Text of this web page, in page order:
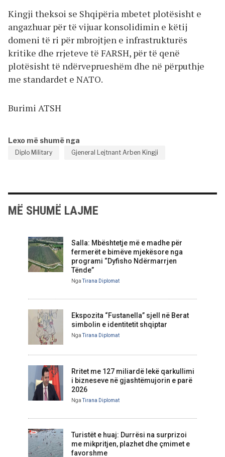
Kingji theksoi se Shqipëria mbetet plotësisht e
angazhuar për të vijuar konsolidimin e këtij
domeni të ri për mbrojtjen e infrastrukturës
kritike dhe rrjeteve të FARSH, për të qenë
plotësisht të ndërveprueshëm dhe në përputhje
me standardet e NATO.
Burimi ATSH
Lexo më shumë nga
Diplo Military Gjeneral Lejtnant Arben Kingji
MË SHUMË LAJME
Salla: Mbështetje më e madhe për
fermerët e bimëve mjekësore nga
programi “Dyfisho Ndërmarrjen
Tënde”
NgaTirana Diplomat
Ekspozita “Fustanella” sjell në Berat
simbolin e identitetit shqiptar
NgaTirana Diplomat
Rritet me 127 miliardë lekë qarkullimi
i bizneseve në gjashtëmujorin e parë
2026
NgaTirana Diplomat
Turistët e huaj: Durrësi na surprizoi
me mikpritjen, plazhet dhe çmimet e
favorshme